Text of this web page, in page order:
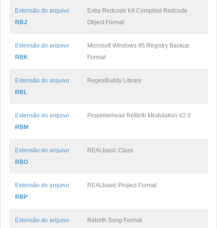
Extensão do arquivo
RBJ
Extra Redcode Kit Compiled Redcode
Object Format
Extensão do arquivo
RBK
Microsoft Windows 95 Registry Backup
Format
Extensão do arquivo
RBL
RegexBuddy Library
Extensão do arquivo
RBM
Propellerhead ReBirth Modulation V2.0
Extensão do arquivo
RBO
REALbasic Class
Extensão do arquivo
RBP
REALbasic Project Format
Extensão do arquivo
Rebirth Song Format